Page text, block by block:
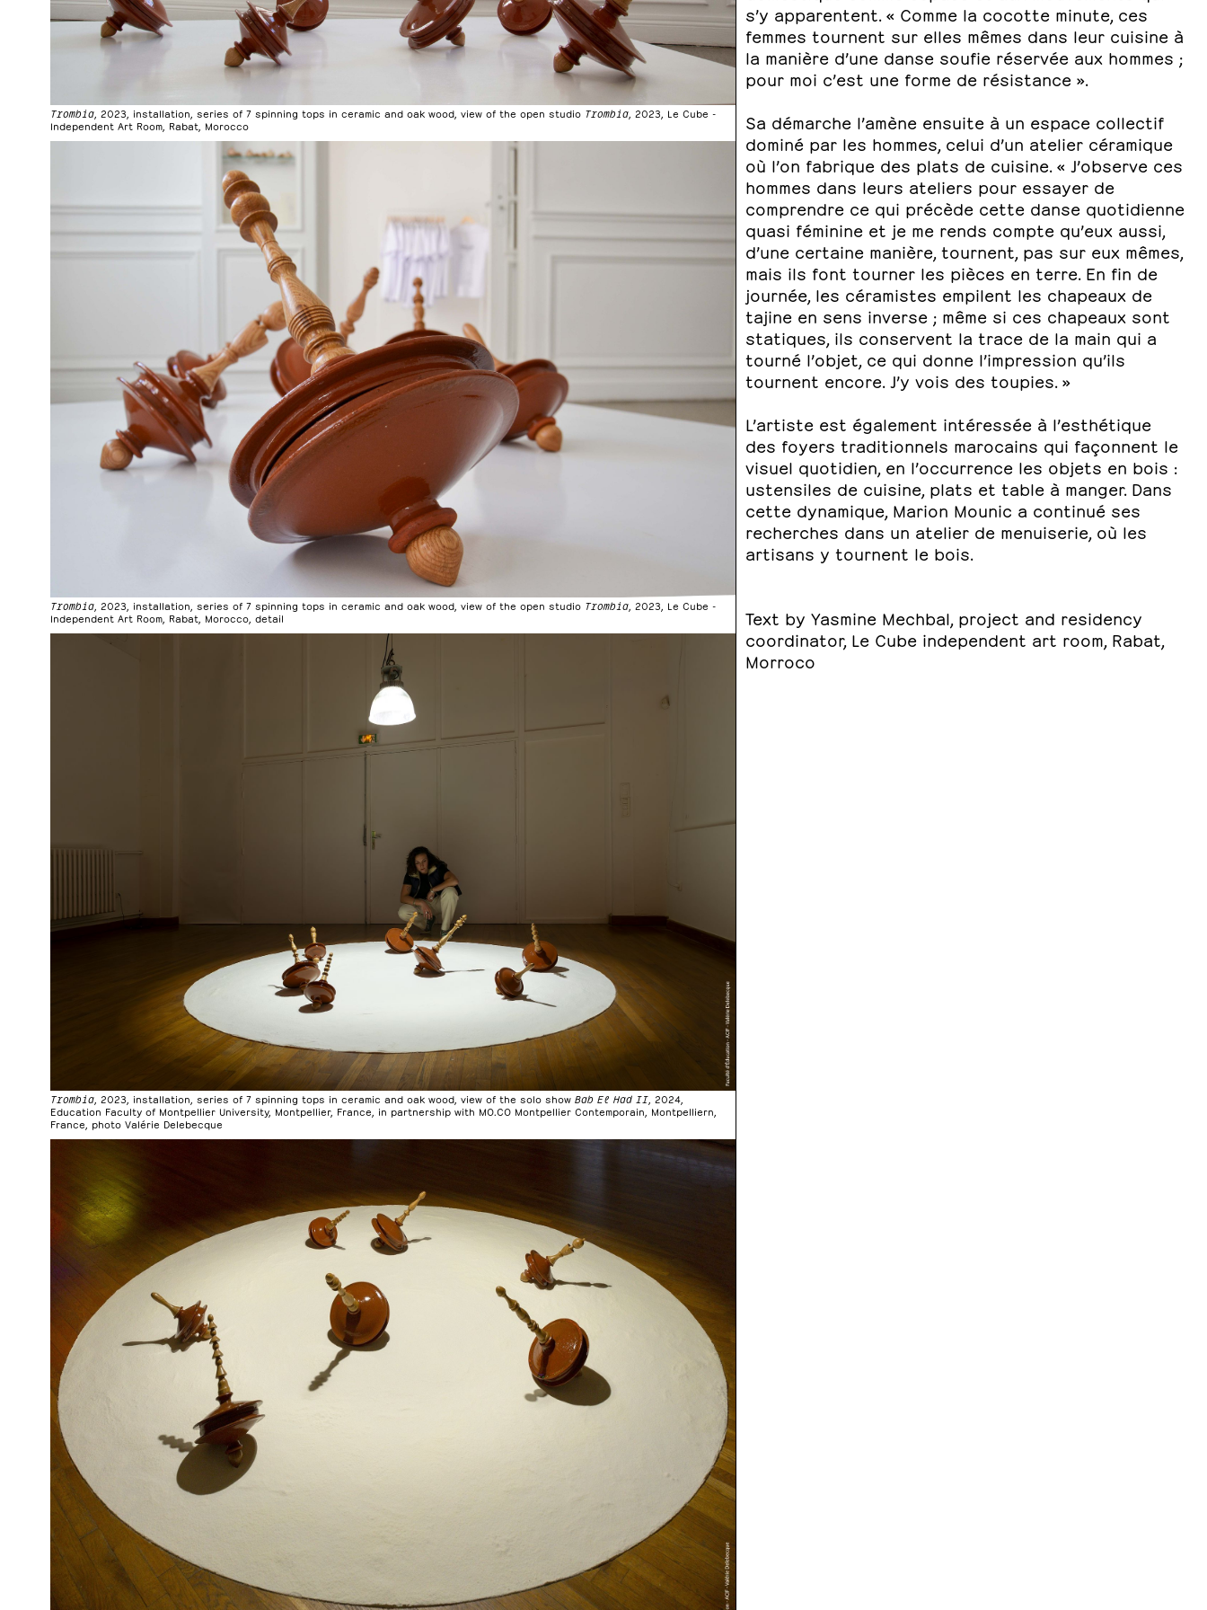
s’y apparentent. « Comme la cocotte minute, ces
femmes tournent sur elles mêmes dans leur cuisine à
la manière d’une danse soufie réservée aux hommes ;
pour moi c’est une forme de résistance ».
Sa démarche l’amène ensuite à un espace collectif
dominé par les hommes, celui d’un atelier céramique
où l’on fabrique des plats de cuisine. « J’observe ces
hommes dans leurs ateliers pour essayer de
comprendre ce qui précède cette danse quotidienne
quasi féminine et je me rends compte qu’eux aussi,
d’une certaine manière, tournent, pas sur eux mêmes,
mais ils font tourner les pièces en terre. En fin de
journée, les céramistes empilent les chapeaux de
tajine en sens inverse ; même si ces chapeaux sont
statiques, ils conservent la trace de la main qui a
tourné l’objet, ce qui donne l’impression qu’ils
tournent encore. J’y vois des toupies. »
L’artiste est également intéressée à l’esthétique
des foyers traditionnels marocains qui façonnent le
visuel quotidien, en l’occurrence les objets en bois :
ustensiles de cuisine, plats et table à manger. Dans
cette dynamique, Marion Mounic a continué ses
recherches dans un atelier de menuiserie, où les
artisans y tournent le bois.
Text by Yasmine Mechbal, project and residency
coordinator, Le Cube independent art room, Rabat,
Morroco
Trombia , 2023, installation, series of 7 spinning tops in ceramic and oak wood, view of the open studio Trombia , 2023, Le Cube -
Independent Art Room, Rabat, Morocco
Trombia, 2023, installation, series of 7 spinning tops in ceramic and oak wood, view of the open studio Trombia, 2023, Le Cube -
Independent Art Room, Rabat, Morocco, detail
Trombia , 2023, installation, series of 7 spinning tops in ceramic and oak wood, view of the solo show Bab El Had II , 2024,
Education Faculty of Montpellier University, Montpellier, France, in partnership with MO.CO Montpellier Contemporain, Montpelliern,
France, photo Valérie Delebecque